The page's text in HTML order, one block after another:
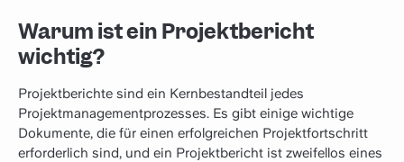
Warum ist ein Projektbericht
wichtig?
Projektberichte sind ein Kernbestandteil jedes
Projektmanagementprozesses. Es gibt einige wichtige
Dokumente, die für einen erfolgreichen Projektfortschritt
erforderlich sind, und ein Projektbericht ist zweifellos eines